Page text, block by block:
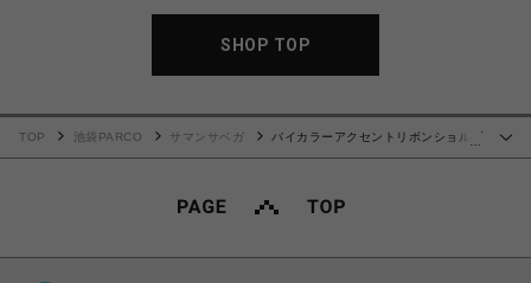
SHOP TOP
TOP 池袋PARCO サマンサベガ
バイカラーアクセントリボンショルダ